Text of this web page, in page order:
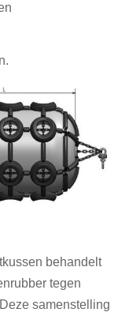
behandelt
tegen
samenstelling